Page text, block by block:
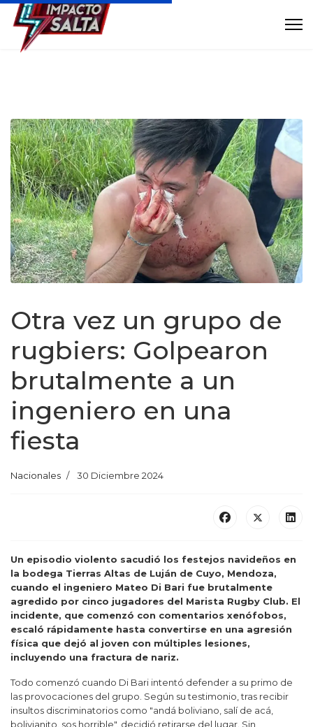
Otra vez un grupo de
rugbiers: Golpearon
brutalmente a un
ingeniero en una
fiesta
Nacionales 30 Diciembre 2024
Un episodio violento sacudió los festejos navideños en
la bodega Tierras Altas de Luján de Cuyo, Mendoza,
cuando el ingeniero Mateo Di Bari fue brutalmente
agredido por cinco jugadores del Marista Rugby Club. El
incidente, que comenzó con comentarios xenófobos,
escaló rápidamente hasta convertirse en una agresión
física que dejó al joven con múltiples lesiones,
incluyendo una fractura de nariz.
Todo comenzó cuando Di Bari intentó defender a su primo de
las provocaciones del grupo. Según su testimonio, tras recibir
insultos discriminatorios como "andá boliviano, salí de acá,
bolivianito, sos horrible", decidió retirarse del lugar. Sin